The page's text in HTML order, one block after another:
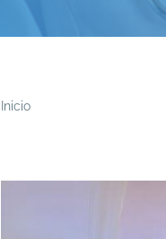
de
navegación
Inicio